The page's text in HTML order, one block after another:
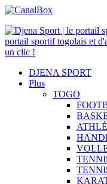
portail sportif togolais et
un clic !
DJENA SPORT
Plus
TOGO